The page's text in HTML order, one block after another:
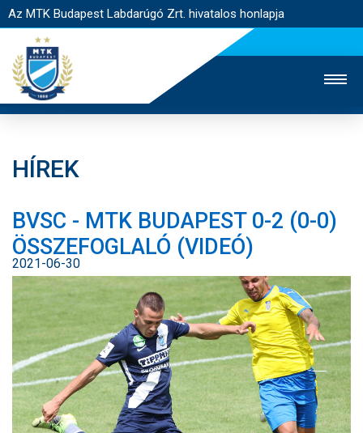
Az MTK Budapest Labdarúgó Zrt. hivatalos honlapja
JEGYÉRTÉKESÍTÉS
WEBSHOP
STADION
EGYESÜLET
KAPCSOLAT
NYITÓLAP
HÍREK
CSAPATOK
MÉRKŐZÉSEK
KLUB
HÍREK
BVSC - MTK BUDAPEST 0-2 (0-0)
ÖSSZEFOGLALÓ (VIDEÓ)
2021-06-30